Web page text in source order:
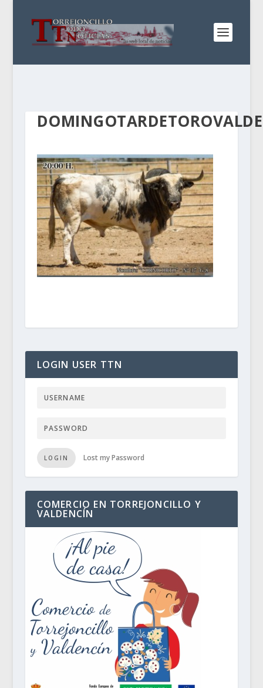
LOGIN USER TTN
LOGIN Lost my Password
COMERCIO EN TORREJONCILLO Y
VALDENCÍN